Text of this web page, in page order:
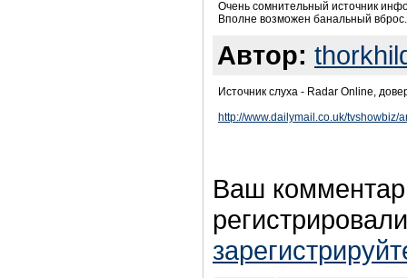
Очень сомнительный источник
Вполне возможен банальный вброс.
Автор:
Источник слуха - Radar Online,
http://www.dailymail.co.uk/
Ваш